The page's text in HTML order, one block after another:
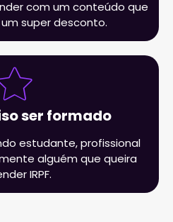
com um conteúdo que
super desconto.
ser formado
estudante, profissional
alguém que queira
IRPF.